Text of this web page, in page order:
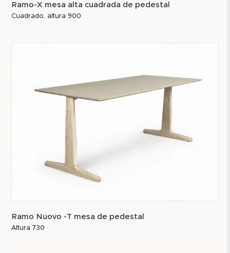
Ramo-X mesa alta cuadrada de pedestal
Cuadrado, altura 900
Ramo Nuovo -T mesa de pedestal
Altura 730